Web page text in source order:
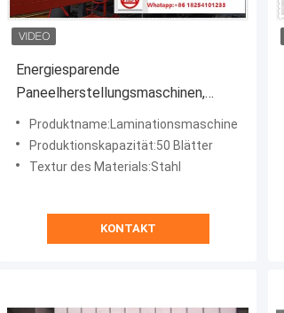
Energiesparende
Paneelherstellungsmaschinen,
Automatische Wandpaneel-
Rollformmaschine
Produktname:Laminationsmaschine
Produktionskapazität:50 Blätter
Textur des Materials:Stahl
KONTAKT